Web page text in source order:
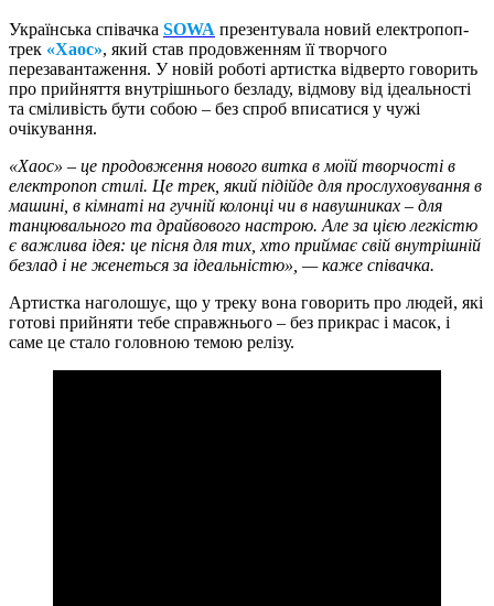
Українська співачка SOWA презентувала новий електропоп-
трек «Хаос», який став продовженням її творчого
перезавантаження. У новій роботі артистка відверто говорить
про прийняття внутрішнього безладу, відмову від ідеальності
та сміливість бути собою – без спроб вписатися у чужі
очікування.
«Хаос» – це продовження нового витка в моїй творчості в
електропоп стилі. Це трек, який підійде для прослуховування в
машині, в кімнаті на гучній колонці чи в навушниках – для
танцювального та драйвового настрою. Але за цією легкістю
є важлива ідея: це пісня для тих, хто приймає свій внутрішній
безлад і не женеться за ідеальністю», — каже співачка.
Артистка наголошує, що у треку вона говорить про людей, які
готові прийняти тебе справжнього – без прикрас і масок, і
саме це стало головною темою релізу.